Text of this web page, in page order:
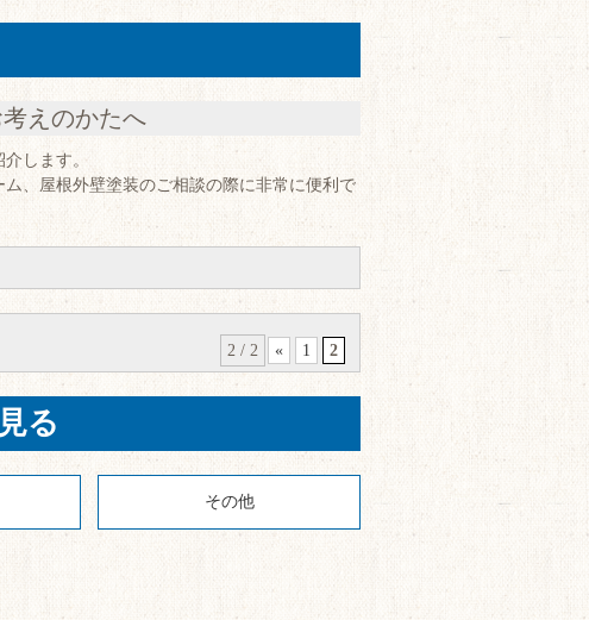
えのかたへ
します。
、屋根外壁塗装のご相談の際に非常に便利で
2 / 2
« 1 2
る
その他